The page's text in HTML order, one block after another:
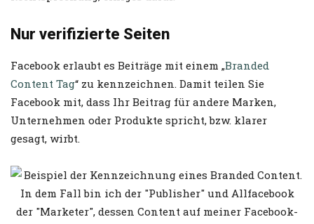
Nur verifizierte Seiten
Facebook erlaubt es Beiträge mit einem „Branded
Content Tag“ zu kennzeichnen. Damit teilen Sie
Facebook mit, dass Ihr Beitrag für andere Marken,
Unternehmen oder Produkte spricht, bzw. klarer
gesagt, wirbt.